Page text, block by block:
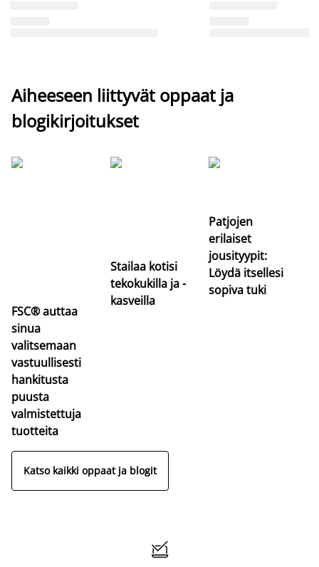
Aiheeseen liittyvät oppaat ja
blogikirjoitukset
FSC® auttaa
sinua
valitsemaan
vastuullisesti
hankitusta
puusta
valmistettuja
tuotteita
Stailaa kotisi
tekokukilla ja -
kasveilla
Patjojen
erilaiset
jousityypit:
Löydä itsellesi
sopiva tuki
Katso kaikki oppaat ja blogit
